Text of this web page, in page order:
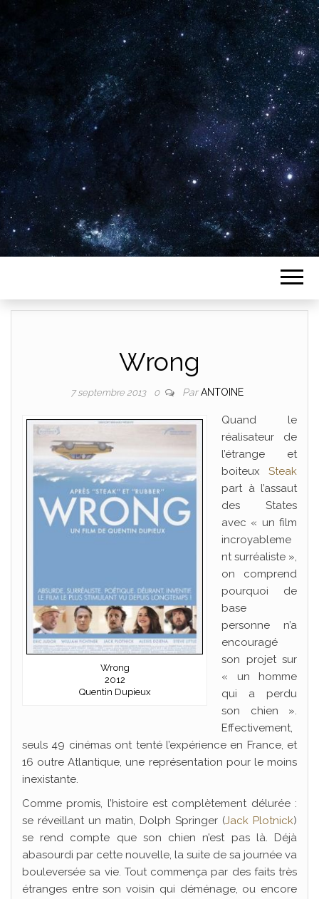
Plus de 2800 critiques de films
Wrong
7 septembre 2013 0 ParANTOINE
Wrong
2012
Quentin Dupieux
Quand le
réalisateur de
l’étrange et
boiteux Steak
part à l’assaut
des States
avec « un film
incroyableme
nt surréaliste »,
on comprend
pourquoi de
base
personne n’a
encouragé
son projet sur
« un homme
qui a perdu
son chien ».
Effectivement,
seuls 49 cinémas ont tenté l’expérience en France, et
16 outre Atlantique, une représentation pour le moins
inexistante.
Comme promis, l’histoire est complètement délurée :
se réveillant un matin, Dolph Springer (Jack Plotnick)
se rend compte que son chien n’est pas là. Déjà
abasourdi par cette nouvelle, la suite de sa journée va
bouleversée sa vie. Tout commença par des faits très
étranges entre son voisin qui déménage, ou encore